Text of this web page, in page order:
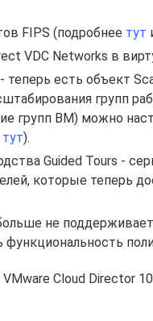
FIPS (подробнее тут
VDC Networks в
теперь есть объект
групп
групп ВМ) можно
тут).
Guided Tours -
которые теперь
не
Cloud Director